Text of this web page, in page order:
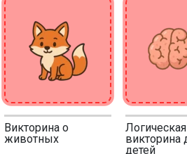
Викторина о
животных
Логическая
викторина
детей